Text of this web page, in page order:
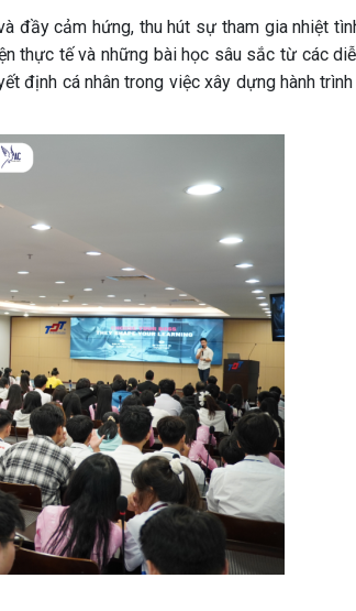
đầy cảm hứng, thu hút sự tham gia nhiệt
thực tế và những bài học sâu sắc từ các
định cá nhân trong việc xây dựng hành trình